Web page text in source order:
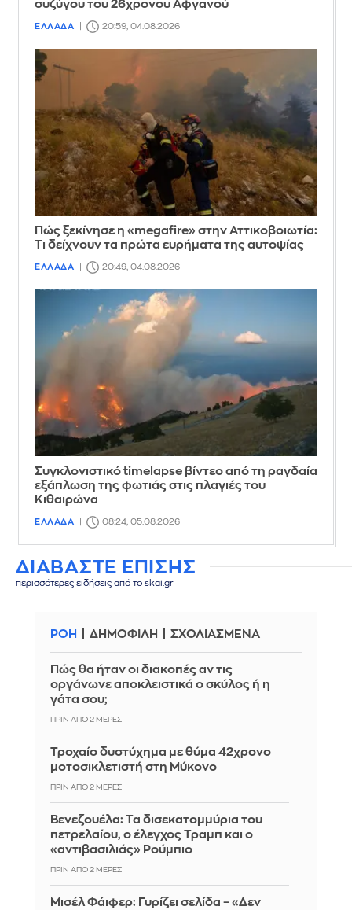
συζύγου του 26χρονου Αφγανού
ΕΛΛΑΔΑ 20:59, 04.08.2026
Πώς ξεκίνησε η «megafire» στην Αττικοβοιωτία:
Τι δείχνουν τα πρώτα ευρήματα της αυτοψίας
ΕΛΛΑΔΑ 20:49, 04.08.2026
Συγκλονιστικό timelapse βίντεο από τη ραγδαία
εξάπλωση της φωτιάς στις πλαγιές του
Κιθαιρώνα
ΕΛΛΑΔΑ 08:24, 05.08.2026
ΔΙΑΒΑΣΤΕ ΕΠΙΣΗΣ
περισσότερες ειδήσεις από το skai.gr
ΡΟΗ ΔΗΜΟΦΙΛΗ ΣΧΟΛΙΑΣΜΕΝΑ
Πώς θα ήταν οι διακοπές αν τις
οργάνωνε αποκλειστικά ο σκύλος ή η
γάτα σου;
ΠΡΙΝ ΑΠΌ 2 ΜΈΡΕΣ
Τροχαίο δυστύχημα με θύμα 42χρονο
μοτοσικλετιστή στη Μύκονο
ΠΡΙΝ ΑΠΌ 2 ΜΈΡΕΣ
Βενεζουέλα: Τα δισεκατομμύρια του
πετρελαίου, ο έλεγχος Τραμπ και ο
«αντιβασιλιάς» Ρούμπιο
ΠΡΙΝ ΑΠΌ 2 ΜΈΡΕΣ
Μισέλ Φάιφερ: Γυρίζει σελίδα – «Δεν